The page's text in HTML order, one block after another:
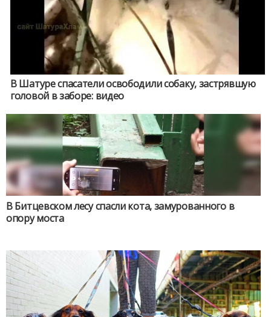
В Шатуре спасатели освободили собаку, застрявшую
головой в заборе: видео
В Битцевском лесу спасли кота, замурованного в
опору моста